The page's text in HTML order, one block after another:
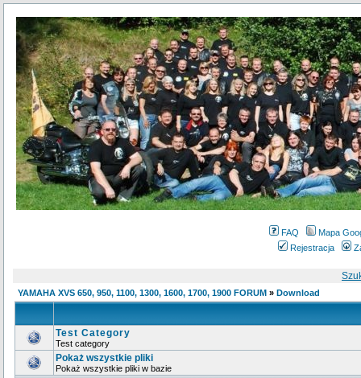
FAQ
Mapa
Rejestracja
YAMAHA XVS 650, 950, 1100, 1300, 1600, 1700, 1900 FORUM » Download
Test Category
Test category
Pokaż wszystkie pliki
Pokaż wszystkie pliki w bazie